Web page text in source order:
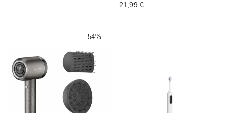
21,99 €
-54%